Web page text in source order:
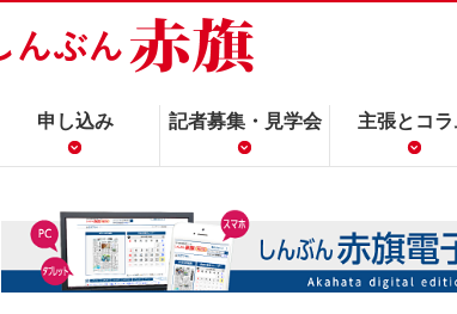
申し込み 記者募集・見学会 主張とコラ